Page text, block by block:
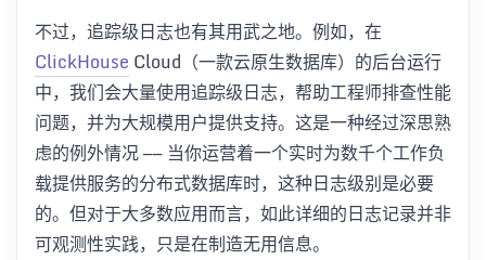
不过，追踪级日志也有其用武之地。例如，在
ClickHouse Cloud（一款云原生数据库）的后台运行
中，我们会大量使用追踪级日志，帮助工程师排查性能
问题，并为大规模用户提供支持。这是一种经过深思熟
虑的例外情况 —— 当你运营着一个实时为数千个工作负
载提供服务的分布式数据库时，这种日志级别是必要
的。但对于大多数应用而言，如此详细的日志记录并非
可观测性实践，只是在制造无用信息。